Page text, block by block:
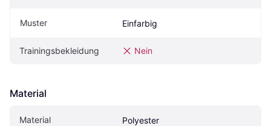
Muster Einfarbig
Trainingsbekleidung Nein
Material
Material Polyester